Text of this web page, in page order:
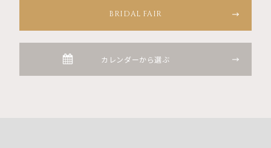
BRIDAL FAIR
カレンダーから選ぶ